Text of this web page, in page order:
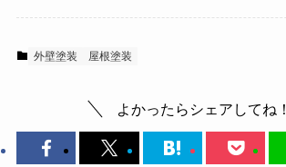
外壁塗装 屋根塗装
よかったらシェアしてね！